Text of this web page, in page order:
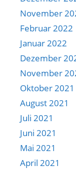
November
Februar 2022
Januar 2022
Dezember
November
Oktober 2021
August 2021
Juli 2021
Juni 2021
Mai 2021
April 2021